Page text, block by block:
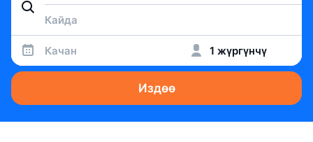
Качан 1 жүргүнчү
Издөө